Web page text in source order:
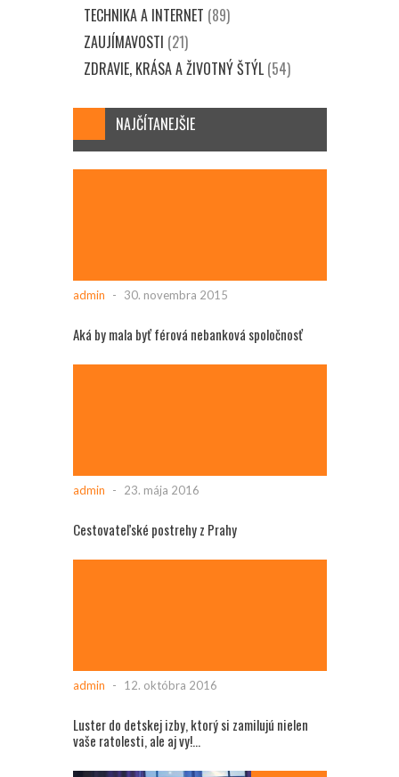
TECHNIKA A INTERNET (89)
ZAUJÍMAVOSTI (21)
ZDRAVIE, KRÁSA A ŽIVOTNÝ ŠTÝL(54)
NAJČÍTANEJŠIE
admin - 30. novembra 2015
Aká by mala byť férová nebanková spoločnosť
admin - 23. mája 2016
Cestovateľské postrehy z Prahy
admin - 12. októbra 2016
Luster do detskej izby, ktorý si zamilujú nielen
vaše ratolesti, ale aj vy!...